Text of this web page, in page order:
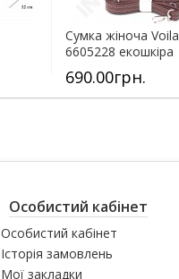
Сумка жіноча Voila
6605228 екошкіра
690.00грн.
Особистий кабінет
Особистий кабінет
Історія замовлень
Мої закладки